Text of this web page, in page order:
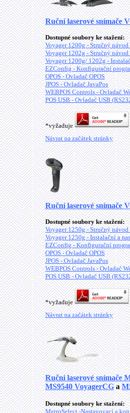
Ruční laserové snímače
Dostupné soubory ke stažení:
Voyager 1200g - Stručný
Voyager 1202g - Stručný
Voyager 1200g/ 1202g -
EZConfig - Konfigurační
OPOS - Ovladač OPOS
JPOS - Ovladač JavaPos
WEBPOS Controls - Ovladač
POS USB - Ovladač USB
*vyžaduje
Návrat na začátek stránky
Ruční laserové snímače
Dostupné soubory ke stažení:
Voyager 1250g - Stručný
Voyager 1250g - Instalační a
EZConfig - Konfigurační
OPOS - Ovladač OPOS
JPOS - Ovladač JavaPos
WEBPOS Controls - Ovladač
POS USB - Ovladač USB
*vyžaduje
Návrat na začátek stránky
Ruční laserové snímače
MS9540 VoyagerCGa
Dostupné soubory ke stažení:
MetroSelect -Nastavovací a